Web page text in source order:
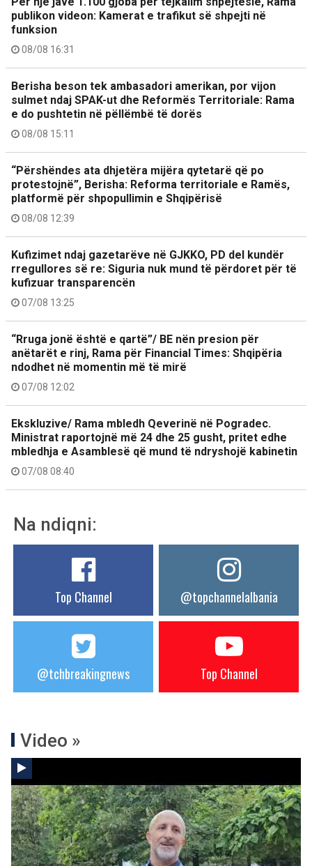
publikon videon: Kamerat e trafikut së shpejti në
funksion
08/08 16:31
Berisha beson tek ambasadori amerikan, por vijon
sulmet ndaj SPAK-ut dhe Reformës Territoriale: Rama
e do pushtetin në pëllëmbë të dorës
08/08 15:11
“Përshëndes ata dhjetëra mijëra qytetarë që po
protestojnë”, Berisha: Reforma territoriale e Ramës,
platformë për shpopullimin e Shqipërisë
08/08 12:39
Kufizimet ndaj gazetarëve në GJKKO, PD del kundër
rregullores së re: Siguria nuk mund të përdoret për të
kufizuar transparencën
07/08 13:25
“Rruga jonë është e qartë”/ BE nën presion për
anëtarët e rinj, Rama për Financial Times: Shqipëria
ndodhet në momentin më të mirë
07/08 12:02
Ekskluzive/ Rama mbledh Qeverinë në Pogradec.
Ministrat raportojnë më 24 dhe 25 gusht, pritet edhe
mbledhja e Asamblesë që mund të ndryshojë kabinetin
07/08 08:40
Na ndiqni:
Top Channel @topchannelalbania
@tchbreakingnews Top Channel
Video »